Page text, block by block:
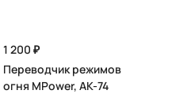
1 200 ₽
Переводчик режимов
огня MPower, АК-74